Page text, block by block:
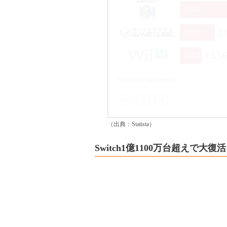
（出典：Statista）
Switch1億1100万台超えで大復活